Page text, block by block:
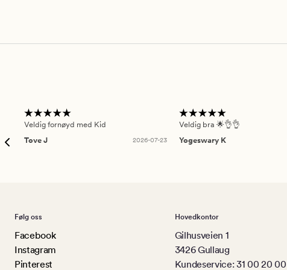
Veldig fornøyd med Kid
Tove J
2026-07-23
Veldig bra 🌟👌👌
Yogeswary K
Følg oss
Facebook
Instagram
Pinterest
Hovedkontor
Gilhusveien 1
3426 Gullaug
Kundeservice: 31 00 20 00